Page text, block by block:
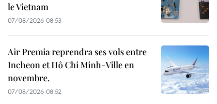
le Vietnam
07/08/2026 08:53
Air Premia reprendra ses vols entre
Incheon et Hô Chi Minh-Ville en
novembre.
07/08/2026 08:52